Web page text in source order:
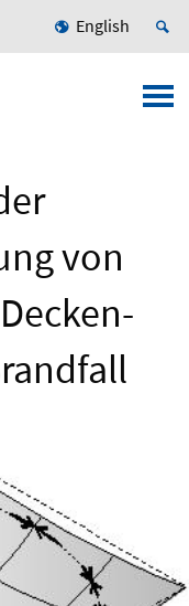
English
von